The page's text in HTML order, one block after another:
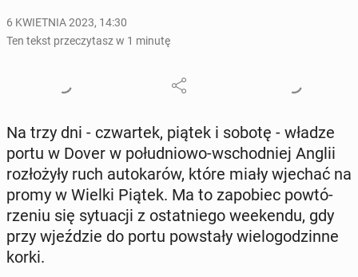
6 KWIETNIA 2023, 14:30
Ten tekst przeczytasz w 1 minutę
Na trzy dni - czwar­tek, piątek i sobotę - władze
portu w Dover w po­łu­dnio­wo-wschod­niej Anglii
roz­ło­ży­ły ruch au­to­ka­rów, które miały wjechać na
promy w Wielki Piątek. Ma to za­po­biec po­wtó­
rze­niu się sy­tu­acji z ostat­nie­go week­en­du, gdy
przy wjeź­dzie do portu po­wsta­ły wie­lo­go­dzin­ne
korki.